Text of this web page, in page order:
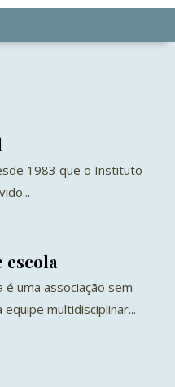
1983 que o Instituto
escola
uma associação sem
multidisciplinar...